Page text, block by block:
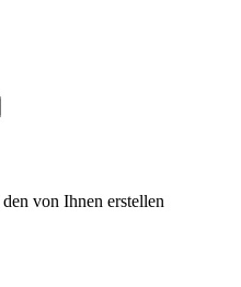
von Ihnen erstellen